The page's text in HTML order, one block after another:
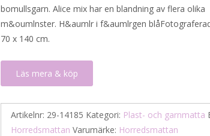
bomullsgarn. Alice mix har en blandning av flera olika
m&oumlnster. H&aumlr i f&aumlrgen
70 x 140 cm.
Läs mera & köp
Artikelnr: 29-14185 Kategori: Plast- och garnmatta
Horredsmattan Varumärke: Horredsmattan